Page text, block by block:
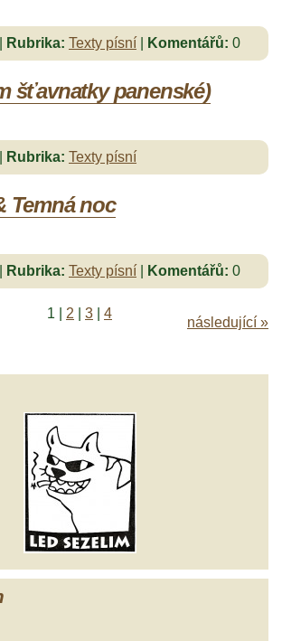
Rubrika: Texty písní Komentářů: 0
šťavnatky panenské)
Rubrika: Texty písní
Temná noc
Rubrika: Texty písní Komentářů: 0
1 2 3 4
následující »